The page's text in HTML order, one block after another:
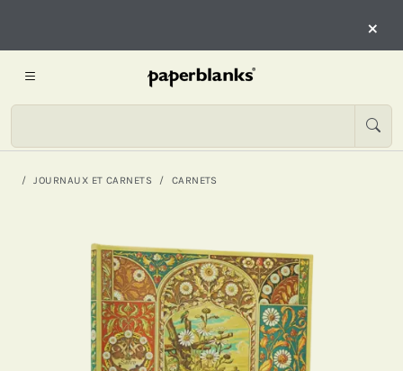
×
JOURNAUX ET CARNETS CARNETS